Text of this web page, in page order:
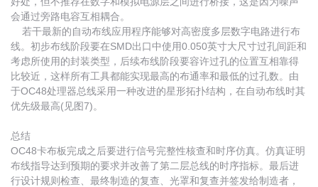
会通过旁路电容互相耦合。
若干最新的自动布线应用程序能够对高密度多层数字电路进行布
线。初步布线阶段要在SMD出口中使用0.050英寸大尺寸过孔间距和
考虑所使用的封装类型，后续布线阶段要容许过孔的位置互相靠得
比较近，这样所有工具都能实现最高的布通率和最低的过孔数。由
于OC48处理器总线采用一种改进的星形拓扑结构，在自动布线时其
优先级最高(见图7)。
总结
OC48卡布板完成之后要进行信号完整性核查和时序仿真。仿真证明
布线指导达到预期的要求并改善了第二层总线的时序指标。最后进
行设计规则检查、最终制造的复查、光罩和复查并签发给制造者，